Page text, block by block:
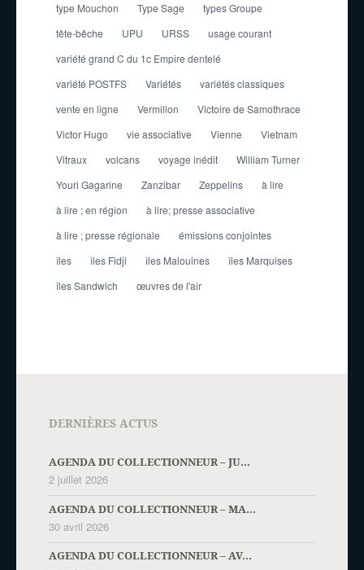
type Mouchon
Type Sage
types Groupe
tête-bêche
UPU URSS
usage courant
variété grand C du 1c Empire dentelé
variété POSTFS
Variétés
variétés classiques
vente en ligne
Vermillon
Victoire de Samothrace
Victor Hugo
vie associative Vienne
Vietnam
Vitraux
volcans voyage inédit
William Turner
Youri Gagarine
Zanzibar Zeppelins
à lire
à lire ; en région
à lire; presse associative
à lire ; presse régionale
émissions conjointes
îles
îles Fidji îles Malouines
îles Marquises
îles Sandwich
œuvres de l'air
DERNIÈRES ACTUS
AGENDA DU COLLECTIONNEUR – JU...
2 juillet 2026
AGENDA DU COLLECTIONNEUR – MA...
30 avril 2026
AGENDA DU COLLECTIONNEUR – AV...